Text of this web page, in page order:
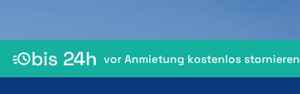
bis 24h vor Anmietung kostenlos stornieren